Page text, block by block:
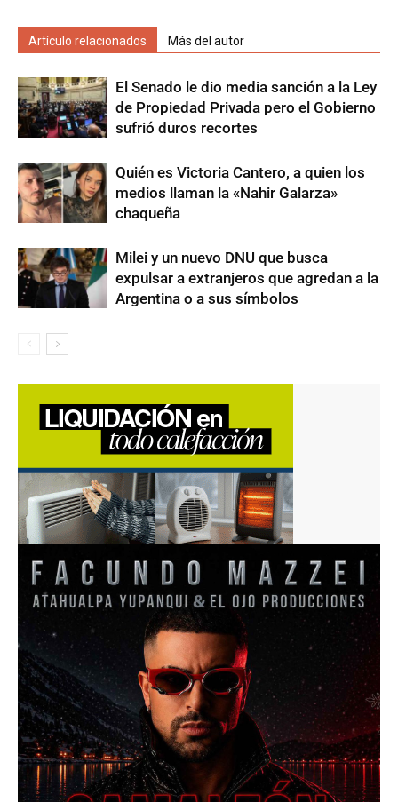
Artículo relacionados Más del autor
El Senado le dio media sanción a la Ley
de Propiedad Privada pero el Gobierno
sufrió duros recortes
Quién es Victoria Cantero, a quien los
medios llaman la «Nahir Galarza»
chaqueña
Milei y un nuevo DNU que busca
expulsar a extranjeros que agredan a la
Argentina o a sus símbolos